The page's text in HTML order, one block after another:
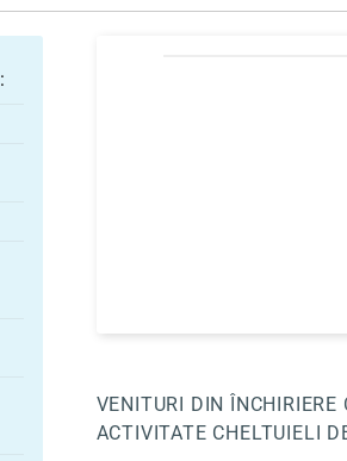
VENITURI DIN ÎNCHIRIERE
ACTIVITATE CHELTUIELI